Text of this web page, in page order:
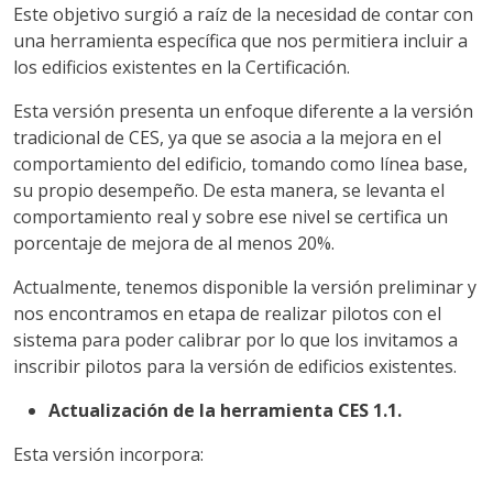
Este objetivo surgió a raíz de la necesidad de contar con
una herramienta específica que nos permitiera incluir a
los edificios existentes en la Certificación.
Esta versión presenta un enfoque diferente a la versión
tradicional de CES, ya que se asocia a la mejora en el
comportamiento del edificio, tomando como línea base,
su propio desempeño. De esta manera, se levanta el
comportamiento real y sobre ese nivel se certifica un
porcentaje de mejora de al menos 20%.
Actualmente, tenemos disponible la versión preliminar y
nos encontramos en etapa de realizar pilotos con el
sistema para poder calibrar por lo que los invitamos a
inscribir pilotos para la versión de edificios existentes.
Actualización de la herramienta CES 1.1.
Esta versión incorpora: